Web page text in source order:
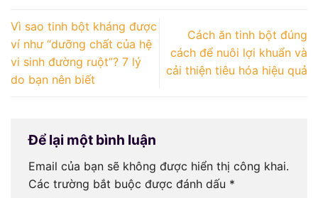
Vì sao tinh bột kháng được
ví như “dưỡng chất của hệ
vi sinh đường ruột”? 7 lý
do bạn nên biết
Cách ăn tinh bột đúng
cách để nuôi lợi khuẩn và
cải thiện tiêu hóa hiệu quả
Để lại một bình luận
Email của bạn sẽ không được hiển thị công khai.
Các trường bắt buộc được đánh dấu *